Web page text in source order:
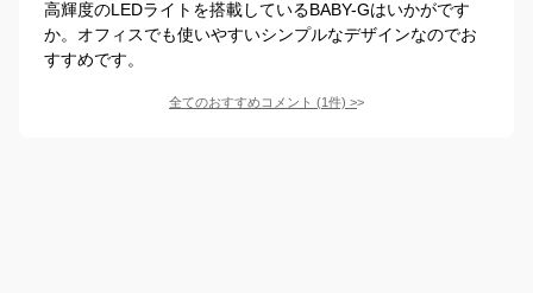
高輝度のLEDライトを搭載しているBABY-Gはいかがです
か。オフィスでも使いやすいシンプルなデザインなのでお
すすめです。
全てのおすすめコメント (1件) >